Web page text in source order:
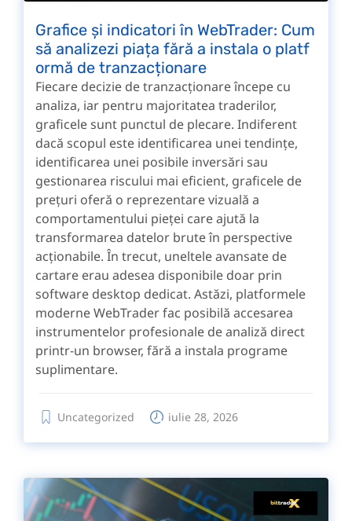
Grafice și indicatori în WebTrader: Cum
să analizezi piața fără a instala o platf
ormă de tranzacționare
Fiecare decizie de tranzacționare începe cu
analiza, iar pentru majoritatea traderilor,
graficele sunt punctul de plecare. Indiferent
dacă scopul este identificarea unei tendințe,
identificarea unei posibile inversări sau
gestionarea riscului mai eficient, graficele de
prețuri oferă o reprezentare vizuală a
comportamentului pieței care ajută la
transformarea datelor brute în perspective
acționabile. În trecut, uneltele avansate de
cartare erau adesea disponibile doar prin
software desktop dedicat. Astăzi, platformele
moderne WebTrader fac posibilă accesarea
instrumentelor profesionale de analiză direct
printr-un browser, fără a instala programe
suplimentare.
Uncategorized iulie 28, 2026